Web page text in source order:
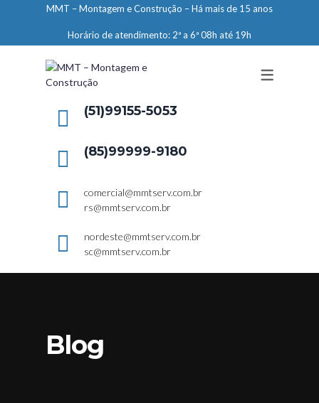
ENGENHARIA
LIMPEZA E CONSERVAÇÃO
MANUTENÇÃO PREDIAL
ELEVADORES – PREPARAÇÃO DE
MMT – Montagem e Construção – Há mais de 15 anos
Horário de atendimento: 2ª a 6ª 08h até 19h
(51)99155-5053
(85)99999-9180
comercial@mmtserv.com.br
rs@mmtserv.com.br
nordeste@mmtserv.com.br
sc@mmtserv.com.br
Blog